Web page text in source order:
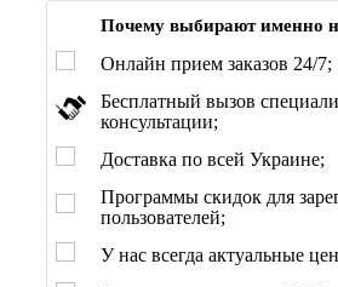
Почему выбирают именно
Онлайн прием заказов 24/7;
Бесплатный вызов
консультации;
Доставка по всей Украине;
Программы скидок для
пользователей;
У нас всегда актуальные